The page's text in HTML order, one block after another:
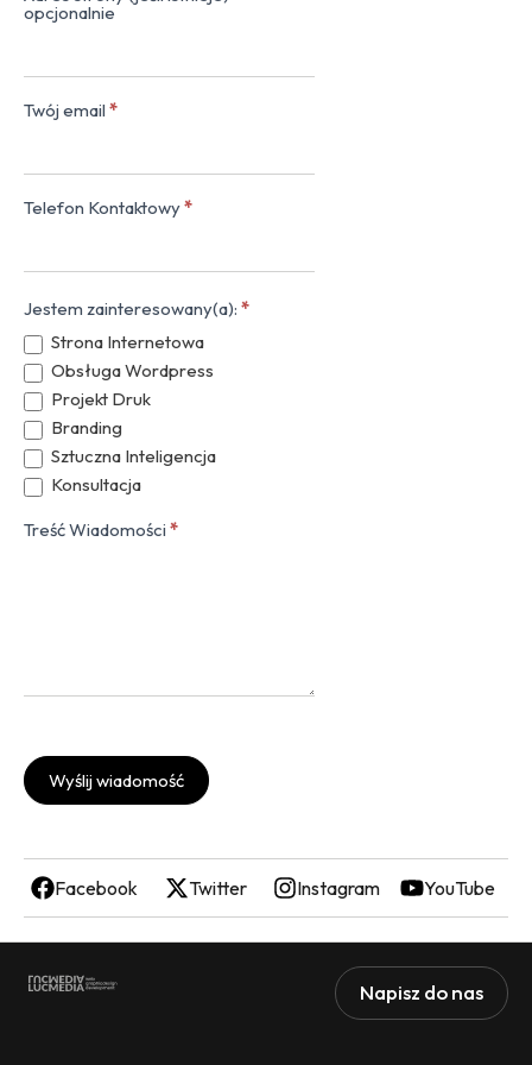
opcjonalnie
Twój email *
Telefon Kontaktowy*
Jestem zainteresowany(a): *
Strona Internetowa
Obsługa Wordpress
Projekt Druk
Branding
Sztuczna Inteligencja
Konsultacja
Treść Wiadomości *
Wyślij wiadomość
Facebook Twitter Instagram YouTube
Napisz do nas